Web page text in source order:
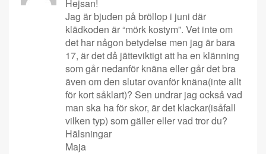
Hejsan!
Jag är bjuden på bröllop i juni där
klädkoden är “mörk kostym”. Vet inte om
det har någon betydelse men jag är bara
17, är det då jätteviktigt att ha en klänning
som går nedanför knäna eller går det bra
även om den slutar ovanför knäna(inte allt
för kort såklart)? Sen undrar jag också vad
man ska ha för skor, är det klackar(isåfall
vilken typ) som gäller eller vad tror du?
Hälsningar
Maja